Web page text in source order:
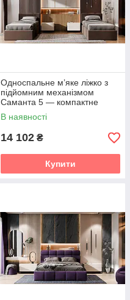
Односпальне м’яке ліжко з
підйомним механізмом
Саманта 5 — компактне
ліжко з нішею для білизни
Світ меблів
В наявності
14 102 ₴
Купити